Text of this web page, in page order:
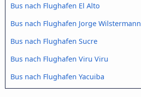
Bus nach Flughafen El Alto
Bus nach Flughafen Jorge Wilstermann
Bus nach Flughafen Sucre
Bus nach Flughafen Viru Viru
Bus nach Flughafen Yacuiba